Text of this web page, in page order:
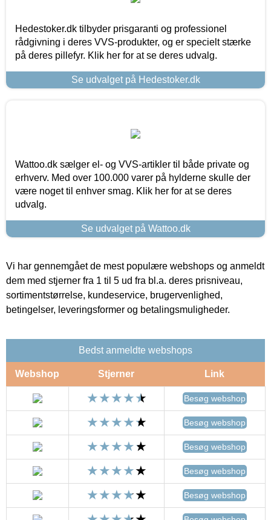
Hedestoker.dk tilbyder prisgaranti og professionel
rådgivning i deres VVS-produkter, og er specielt stærke
på deres pillefyr. Klik her for at se deres udvalg.
Se udvalget på Hedestoker.dk
Wattoo.dk sælger el- og VVS-artikler til både private og
erhverv. Med over 100.000 varer på hylderne skulle der
være noget til enhver smag. Klik her for at se deres
udvalg.
Se udvalget på Wattoo.dk
Vi har gennemgået de mest populære webshops og anmeldt
dem med stjerner fra 1 til 5 ud fra bl.a. deres prisniveau,
sortimentstørrelse, kundeservice, brugervenlighed,
betingelser, leveringsformer og betalingsmuligheder.
Bedst anmeldte webshops
Webshop Stjerner Link
Besøg webshop
Besøg webshop
Besøg webshop
Besøg webshop
Besøg webshop